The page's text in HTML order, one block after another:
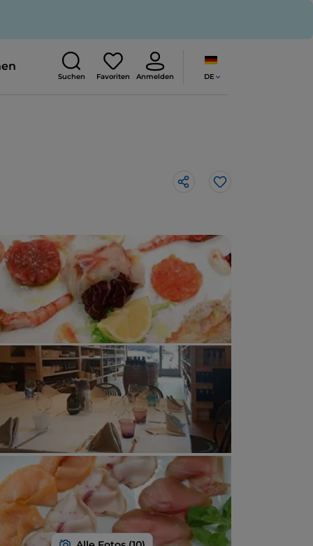
Suchen Favoriten Anmelden DE
Like